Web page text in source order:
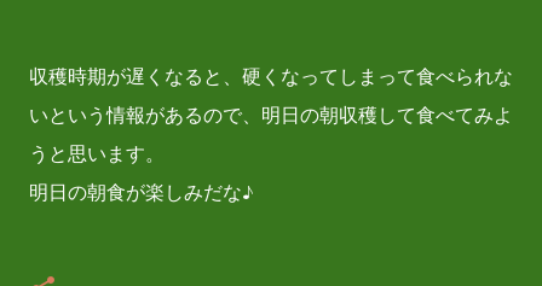
収穫時期が遅くなると、硬くなってしまって食べられな
いという情報があるので、明日の朝収穫して食べてみよ
うと思います。
明日の朝食が楽しみだな♪